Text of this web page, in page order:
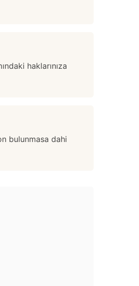
haklarınıza
bulunmasa dahi